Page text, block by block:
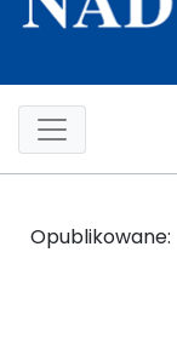
Opublikowane: